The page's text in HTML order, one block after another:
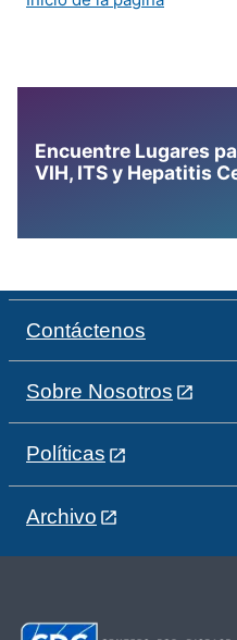
Encuentre Lugares
VIH, ITS y Hepatitis
Contáctenos
Sobre Nosotros
Políticas
Archivo